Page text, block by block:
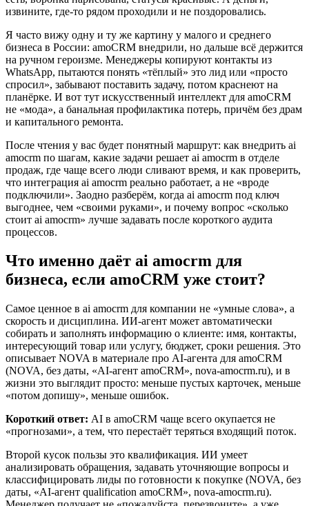
извините, где-то рядом проходили и не поздоровались.
Я часто вижу одну и ту же картину у малого и среднего
бизнеса в России: amoCRM внедрили, но дальше всё держится
на ручном героизме. Менеджеры копируют контакты из
WhatsApp, пытаются понять «тёплый» это лид или «просто
спросил», забывают поставить задачу, потом краснеют на
планёрке. И вот тут искусственный интеллект для amoCRM
не «мода», а банальная профилактика потерь, причём без драм
и капитального ремонта.
После чтения у вас будет понятный маршрут: как внедрить ai
amocrm по шагам, какие задачи решает ai amocrm в отделе
продаж, где чаще всего люди сливают время, и как проверить,
что интеграция ai amocrm реально работает, а не «вроде
подключили». Заодно разберём, когда ai amocrm под ключ
выгоднее, чем «своими руками», и почему вопрос «сколько
стоит ai amocrm» лучше задавать после короткого аудита
процессов.
Что именно даёт ai amocrm для
бизнеса, если amoCRM уже стоит?
Самое ценное в ai amocrm для компании не «умные слова», а
скорость и дисциплина. ИИ-агент может автоматически
собирать и заполнять информацию о клиенте: имя, контакты,
интересующий товар или услугу, бюджет, сроки решения. Это
описывает NOVA в материале про AI-агента для amoCRM
(NOVA, без даты, «AI-агент amoCRM», nova-amocrm.ru), и в
жизни это выглядит просто: меньше пустых карточек, меньше
«потом допишу», меньше ошибок.
Короткий ответ: AI в amoCRM чаще всего окупается не
«прогнозами», а тем, что перестаёт теряться входящий поток.
Второй кусок пользы это квалификация. ИИ умеет
анализировать обращения, задавать уточняющие вопросы и
классифицировать лиды по готовности к покупке (NOVA, без
даты, «AI-агент qualification amoCRM», nova-amocrm.ru).